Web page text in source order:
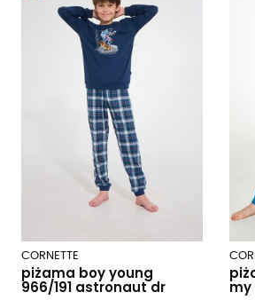
CORNETTE
piżama boy young
966/191 astronaut dr